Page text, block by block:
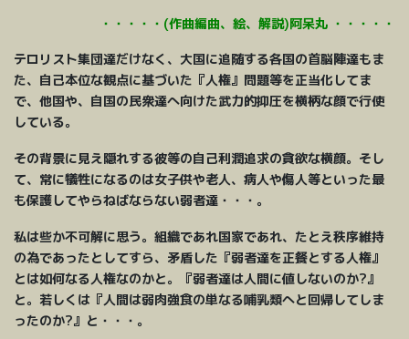
・・・・・(作曲編曲、絵、解説)阿呆丸 ・・・・・
テロリスト集団達だけなく、大国に追随する各国の首脳陣達もま
た、自己本位な観点に基づいた『人権』問題等を正当化してま
で、他国や、自国の民衆達へ向けた武力的抑圧を横柄な顔で行使
している。
その背景に見え隠れする彼等の自己利潤追求の貪欲な横顔。そし
て、常に犠牲になるのは女子供や老人、病人や傷人等といった最
も保護してやらねばならない弱者達・・・。
私は些か不可解に思う。組織であれ国家であれ、たとえ秩序維持
の為であったとしてすら、矛盾した『弱者達を正餐とする人権』
とは如何なる人権なのかと。『弱者達は人間に値しないのか?』
と。若しくは『人間は弱肉強食の単なる哺乳類へと回帰してしま
ったのか?』と・・・。